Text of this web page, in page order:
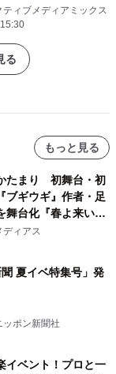
ィブメディアミックス
る
もっと見る
たまり 初舞台・初
ブギウギ』作者・足
舞台化『春よ来い、
ビジュアル解禁！
ディアス
聞 夏イベ特集号」発
ポン新聞社
イベント！プロと一